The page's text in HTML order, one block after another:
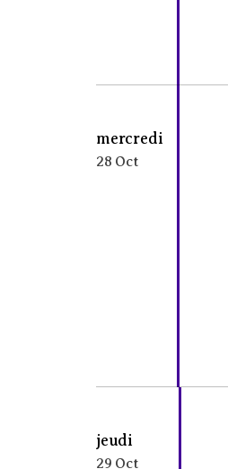
mercredi
28 Oct
jeudi
29 Oct